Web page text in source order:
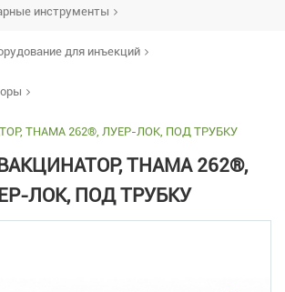
инструменты
для инъекций
THAMA 262®, ЛУЕР-ЛОК, ПОД ТРУБКУ
THAMA 262®,
ЛОК, ПОД ТРУБКУ